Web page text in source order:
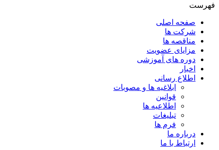
فهرست
صفحه اصلی
شرکت ها
مناقصه ها
مزایای عضویت
دوره های آموزشی
اخبار
اطلاع رسانی
ابلاغیه ها و مصوبات
قوانین
اطلاعیه ها
تبلیغات
فرم ها
درباره ما
ارتباط با ما